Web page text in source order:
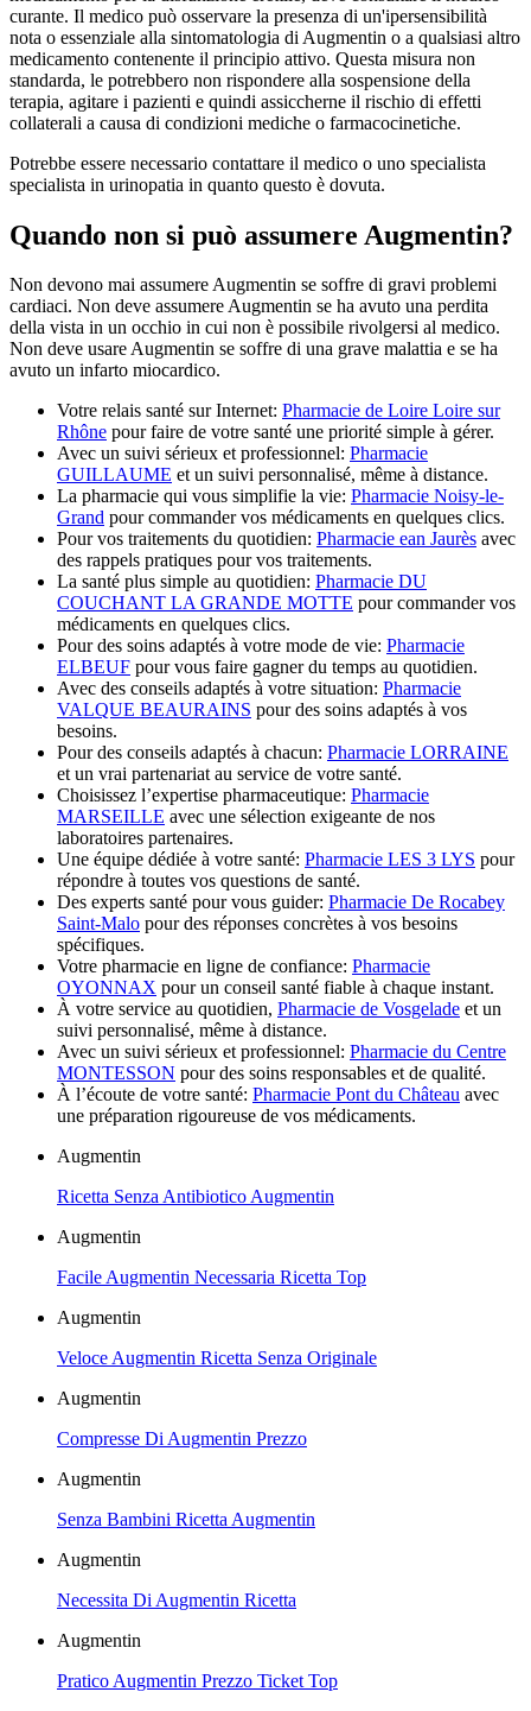
curante. Il medico può osservare la presenza di un'ipersensibilità
nota o essenziale alla sintomatologia di Augmentin o a qualsiasi altro
medicamento contenente il principio attivo. Questa misura non
standarda, le potrebbero non rispondere alla sospensione della
terapia, agitare i pazienti e quindi assiccherne il rischio di effetti
collaterali a causa di condizioni mediche o farmacocinetiche.
Potrebbe essere necessario contattare il medico o uno specialista
specialista in urinopatia in quanto questo è dovuta.
Quando non si può assumere Augmentin?
Non devono mai assumere Augmentin se soffre di gravi problemi
cardiaci. Non deve assumere Augmentin se ha avuto una perdita
della vista in un occhio in cui non è possibile rivolgersi al medico.
Non deve usare Augmentin se soffre di una grave malattia e se ha
avuto un infarto miocardico.
Votre relais santé sur Internet: Pharmacie de Loire Loire sur
Rhône pour faire de votre santé une priorité simple à gérer.
Avec un suivi sérieux et professionnel: Pharmacie
GUILLAUME et un suivi personnalisé, même à distance.
La pharmacie qui vous simplifie la vie: Pharmacie Noisy-le-
Grand pour commander vos médicaments en quelques clics.
Pour vos traitements du quotidien: Pharmacie ean Jaurès avec
des rappels pratiques pour vos traitements.
La santé plus simple au quotidien: Pharmacie DU
COUCHANT LA GRANDE MOTTE pour commander vos
médicaments en quelques clics.
Pour des soins adaptés à votre mode de vie: Pharmacie
ELBEUF pour vous faire gagner du temps au quotidien.
Avec des conseils adaptés à votre situation: Pharmacie
VALQUE BEAURAINS pour des soins adaptés à vos
besoins.
Pour des conseils adaptés à chacun: Pharmacie LORRAINE
et un vrai partenariat au service de votre santé.
Choisissez l’expertise pharmaceutique: Pharmacie
MARSEILLE avec une sélection exigeante de nos
laboratoires partenaires.
Une équipe dédiée à votre santé: Pharmacie LES 3 LYS pour
répondre à toutes vos questions de santé.
Des experts santé pour vous guider: Pharmacie De Rocabey
Saint-Malo pour des réponses concrètes à vos besoins
spécifiques.
Votre pharmacie en ligne de confiance: Pharmacie
OYONNAX pour un conseil santé fiable à chaque instant.
À votre service au quotidien, Pharmacie de Vosgelade et un
suivi personnalisé, même à distance.
Avec un suivi sérieux et professionnel: Pharmacie du Centre
MONTESSON pour des soins responsables et de qualité.
À l’écoute de votre santé: Pharmacie Pont du Château avec
une préparation rigoureuse de vos médicaments.
Augmentin
Ricetta Senza Antibiotico Augmentin
Augmentin
Facile Augmentin Necessaria Ricetta Top
Augmentin
Veloce Augmentin Ricetta Senza Originale
Augmentin
Compresse Di Augmentin Prezzo
Augmentin
Senza Bambini Ricetta Augmentin
Augmentin
Necessita Di Augmentin Ricetta
Augmentin
Pratico Augmentin Prezzo Ticket Top